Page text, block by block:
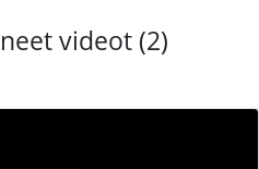
videot (2)